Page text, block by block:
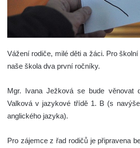
Vážení rodiče, milé děti a žáci. Pro
naše škola dva první ročníky.
Mgr. Ivana Ježková se bude věnovat
Valková v jazykové třídě 1. B (s
anglického jazyka).
Pro zájemce z řad rodičů je připravena